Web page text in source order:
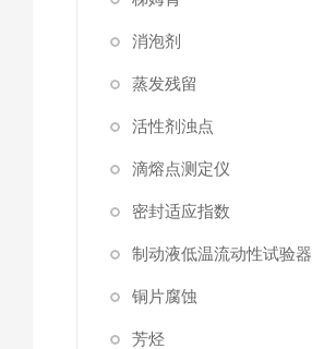
消泡剂
蒸发残留
活性剂浊点
滴熔点测定仪
密封适应指数
制动液低温流动性试验器
铜片腐蚀
芳烃